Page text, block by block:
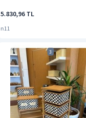
5.830,96 TL
n11
3